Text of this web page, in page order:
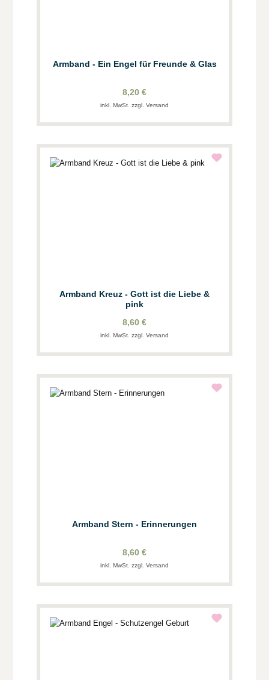
Armband - Ein Engel für Freunde & Glas
8,20 €
inkl. MwSt. zzgl. Versand
Armband Kreuz - Gott ist die Liebe &
pink
8,60 €
inkl. MwSt. zzgl. Versand
Armband Stern - Erinnerungen
8,60 €
inkl. MwSt. zzgl. Versand